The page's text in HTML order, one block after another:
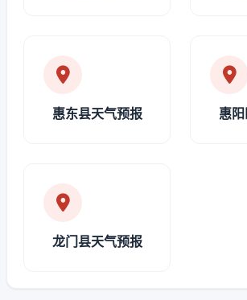
惠东县天气预报 惠
龙门县天气预报